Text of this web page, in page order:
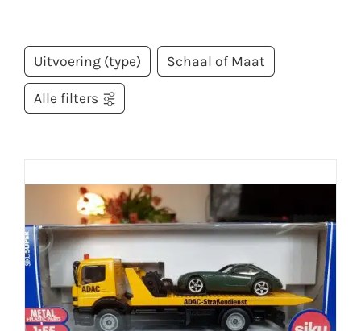
Uitvoering (type) Schaal of Maat
Alle filters